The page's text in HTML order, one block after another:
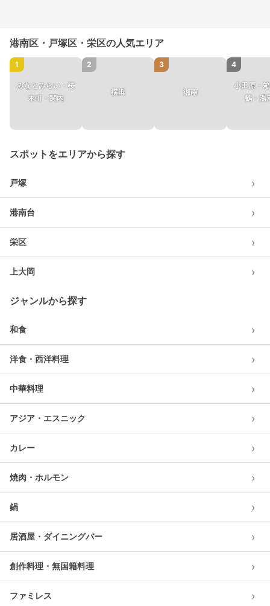
港南区・戸塚区・栄区の人気エリア
1
みなとみらい・桜
木町・関内
2
横浜
3
湘南
4
小田原・
鶴・湯
スポットをエリアから探す
戸塚 ›
港南台 ›
栄区 ›
上大岡 ›
ジャンルから探す
和食 ›
洋食・西洋料理 ›
中華料理 ›
アジア・エスニック ›
カレー ›
焼肉・ホルモン ›
鍋 ›
居酒屋・ダイニングバー ›
創作料理・無国籍料理 ›
ファミレス ›